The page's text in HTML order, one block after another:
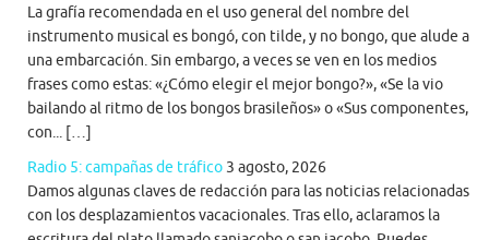
La grafía recomendada en el uso general del nombre del
instrumento musical es bongó, con tilde, y no bongo, que alude a
una embarcación. Sin embargo, a veces se ven en los medios
frases como estas: «¿Cómo elegir el mejor bongo?», «Se la vio
bailando al ritmo de los bongos brasileños» o «Sus componentes,
con... […]
Radio 5: campañas de tráfico 3 agosto, 2026
Damos algunas claves de redacción para las noticias relacionadas
con los desplazamientos vacacionales. Tras ello, aclaramos la